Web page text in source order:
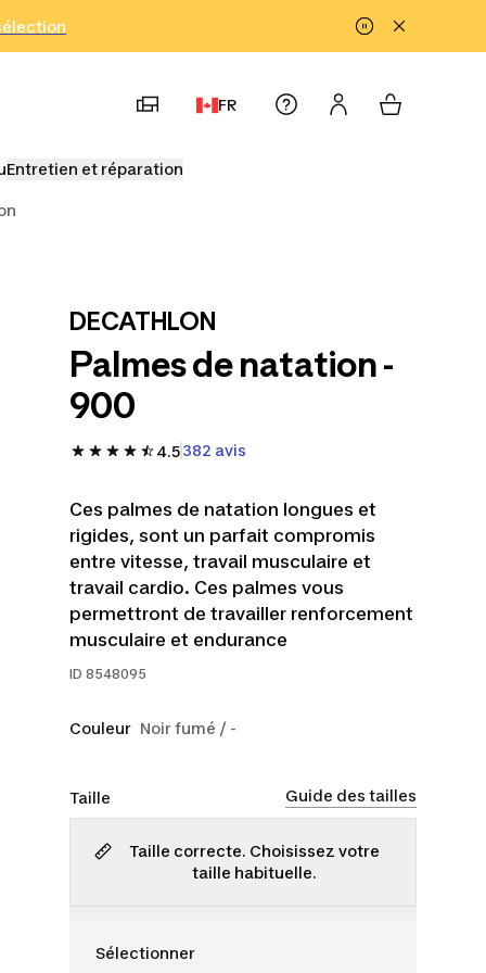
FR
Entretien et réparation
DECATHLON
Palmes de natation -
900
4.5382 avis
Ces palmes de natation longues et
rigides, sont un parfait compromis
entre vitesse, travail musculaire et
travail cardio. Ces palmes vous
permettront de travailler renforcement
musculaire et endurance
ID 8548095
Couleur Noir fumé / -
Taille Guide des tailles
Taille correcte. Choisissez votre
taille habituelle.